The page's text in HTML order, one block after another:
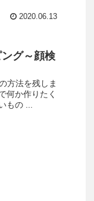
2020.06.13
グ～顔検
方法を残しま
何か作りたく
もの ...